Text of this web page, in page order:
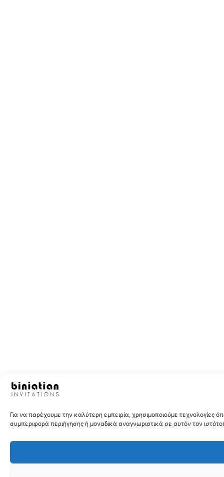
Για να παρέχουμε την καλύτερη εμπειρία, χρησιμοποιούμε
συμπεριφορά περιήγησης ή μοναδικά αναγνωριστικά σε αυτόν τον